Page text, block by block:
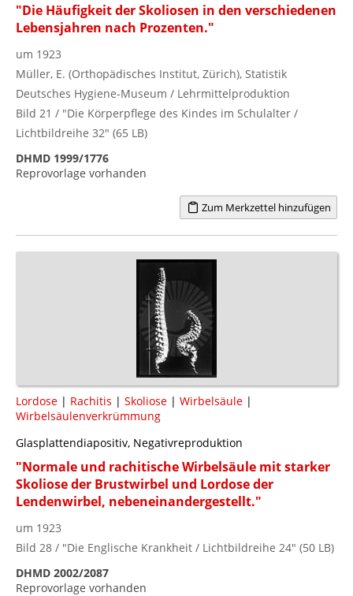
"Die Häufigkeit der Skoliosen in den verschiedenen
Lebensjahren nach Prozenten."
um 1923
Müller, E. (Orthopädisches Institut, Zürich), Statistik
Deutsches Hygiene-Museum / Lehrmittelproduktion
Bild 21 / "Die Körperpflege des Kindes im Schulalter /
Lichtbildreihe 32" (65 LB)
DHMD 1999/1776
Reprovorlage vorhanden
Zum Merkzettel hinzufügen
Lordose | Rachitis | Skoliose | Wirbelsäule |
Wirbelsäulenverkrümmung
Glasplattendiapositiv, Negativreproduktion
"Normale und rachitische Wirbelsäule mit starker
Skoliose der Brustwirbel und Lordose der
Lendenwirbel, nebeneinandergestellt."
um 1923
Bild 28 / "Die Englische Krankheit / Lichtbildreihe 24" (50 LB)
DHMD 2002/2087
Reprovorlage vorhanden